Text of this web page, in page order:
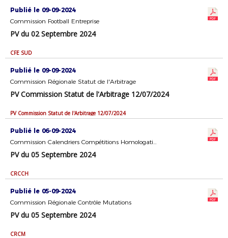
Publié le 09-09-2024
Commission Football Entreprise
PV du 02 Septembre 2024
CFE SUD
Publié le 09-09-2024
Commission Régionale Statut de l'Arbitrage
PV Commission Statut de l'Arbitrage 12/07/2024
PV Commission Statut de l'Arbitrage 12/07/2024
Publié le 06-09-2024
Commission Calendriers Compétitions Homologation
PV du 05 Septembre 2024
CRCCH
Publié le 05-09-2024
Commission Régionale Contrôle Mutations
PV du 05 Septembre 2024
CRCM